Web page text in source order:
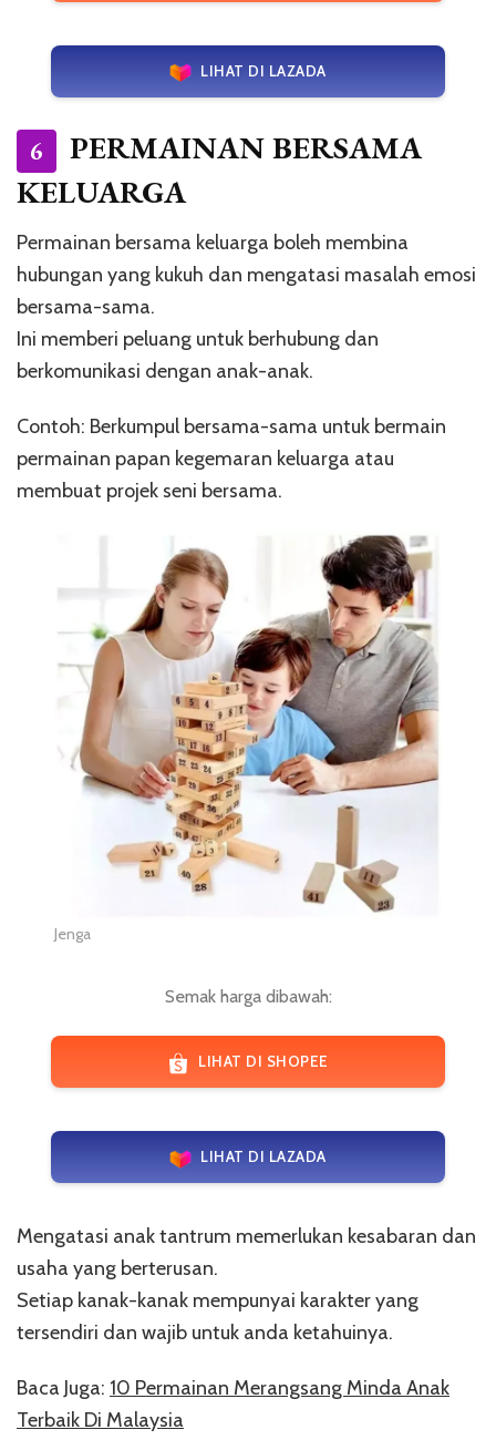
LIHAT DI LAZADA
6
PERMAINAN BERSAMA
KELUARGA
Permainan bersama keluarga boleh membina
hubungan yang kukuh dan mengatasi masalah emosi
bersama-sama.
Ini memberi peluang untuk berhubung dan
berkomunikasi dengan anak-anak.
Contoh: Berkumpul bersama-sama untuk bermain
permainan papan kegemaran keluarga atau
membuat projek seni bersama.
Jenga
Semak harga dibawah:
LIHAT DI SHOPEE
LIHAT DI LAZADA
Mengatasi anak tantrum memerlukan kesabaran dan
usaha yang berterusan.
Setiap kanak-kanak mempunyai karakter yang
tersendiri dan wajib untuk anda ketahuinya.
Baca Juga: 10 Permainan Merangsang Minda Anak
Terbaik Di Malaysia